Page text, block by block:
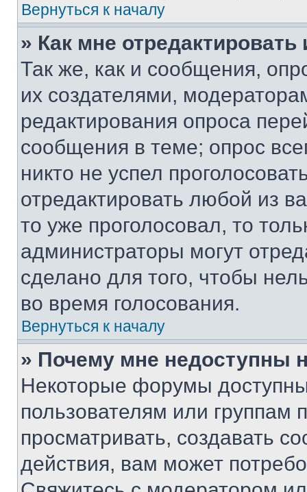
Вернуться к началу
» Как мне
Так же, как и сообщения,
их создателями,
редактирования опроса
сообщения в теме; опрос
никто не успел
отредактировать любой из
то уже проголосовал, то
администраторы могут
сделано для того, чтобы
во время голосования.
Вернуться к началу
» Почему мне недоступны
Некоторые форумы
пользователям или группам
просматривать, создавать
действия, вам может